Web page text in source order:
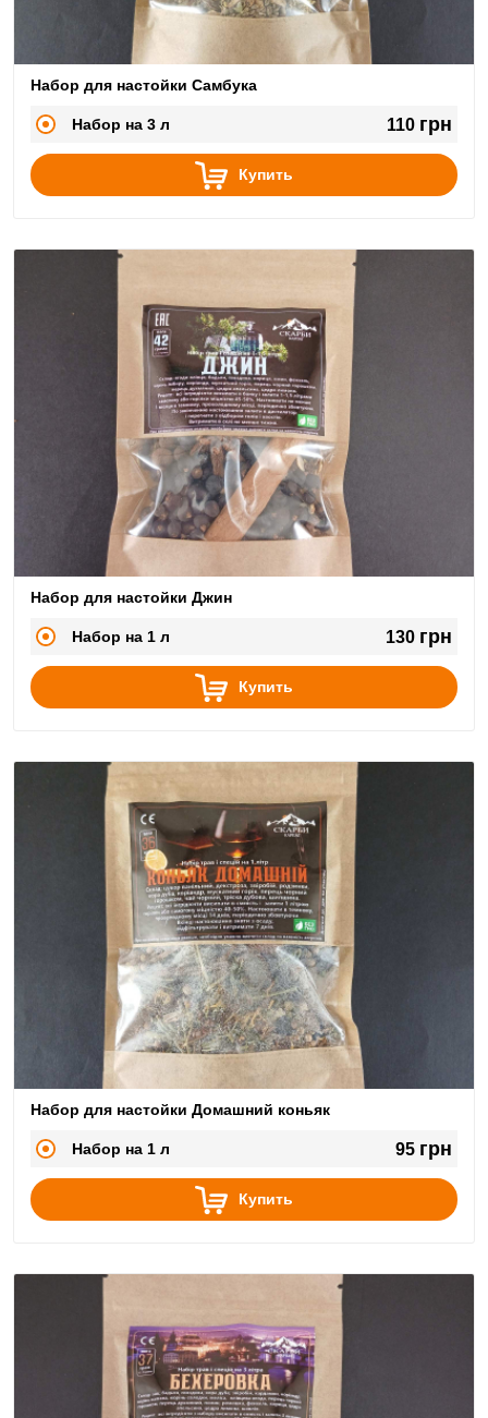
Набор для настойки Самбука
Набор на 3 л 110 грн
Купить
Набор для настойки Джин
Набор на 1 л 130 грн
Купить
Набор для настойки Домашний коньяк
Набор на 1 л 95 грн
Купить